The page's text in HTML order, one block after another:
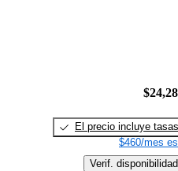
El precio incluye tasas
$460/mes
Verif. disponibilidad